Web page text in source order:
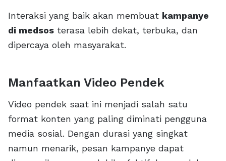
Interaksi yang baik akan membuat kampanye
di medsos terasa lebih dekat, terbuka, dan
dipercaya oleh masyarakat.
Manfaatkan Video Pendek
Video pendek saat ini menjadi salah satu
format konten yang paling diminati pengguna
media sosial. Dengan durasi yang singkat
namun menarik, pesan kampanye dapat